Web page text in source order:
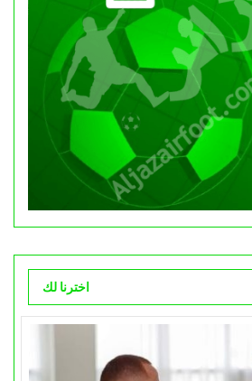
اخترنا لك